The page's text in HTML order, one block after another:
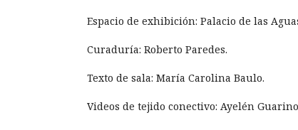
Espacio de exhibición: Palacio de las
Curaduría: Roberto Paredes.
Texto de sala: María
Videos de tejido conectivo: Ayelén